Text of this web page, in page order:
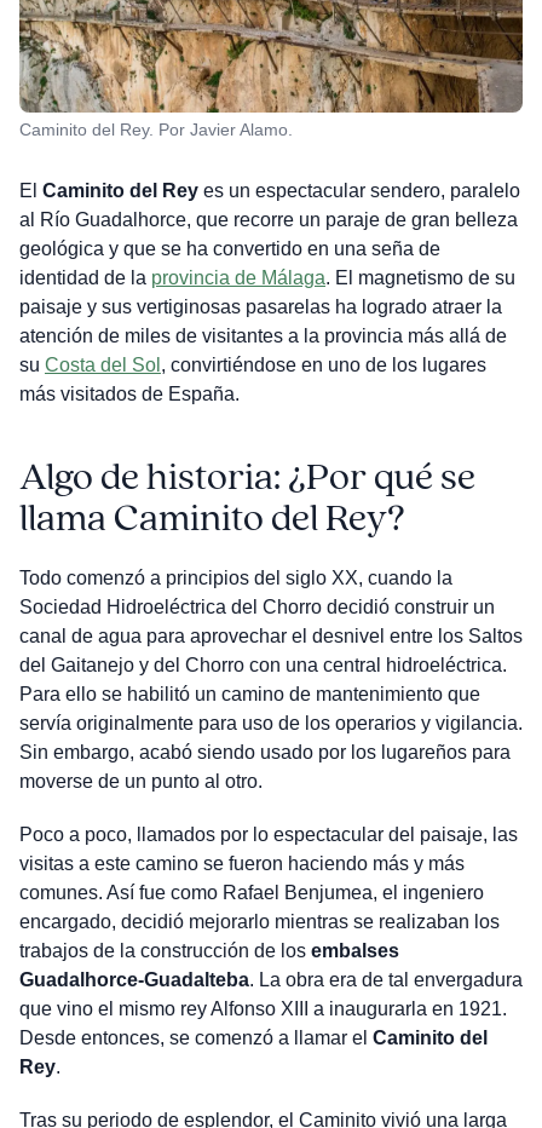
Caminito del Rey. Por Javier Alamo.
El Caminito del Reyes un espectacular sendero, paralelo
al Río Guadalhorce, que recorre un paraje de gran belleza
geológica y que se ha convertido en una seña de
identidad de la provincia de Málaga. El magnetismo de su
paisaje y sus vertiginosas pasarelas ha logrado atraer la
atención de miles de visitantes a la provincia más allá de
su Costa del Sol , convirtiéndose en uno de los lugares
más visitados de España.
Algo de historia: ¿Por qué se
llama Caminito del Rey?
Todo comenzó a principios del siglo XX, cuando la
Sociedad Hidroeléctrica del Chorro decidió construir un
canal de agua para aprovechar el desnivel entre los Saltos
del Gaitanejo y del Chorro con una central hidroeléctrica.
Para ello se habilitó un camino de mantenimiento que
servía originalmente para uso de los operarios y vigilancia.
Sin embargo, acabó siendo usado por los lugareños para
moverse de un punto al otro.
Poco a poco, llamados por lo espectacular del paisaje, las
visitas a este camino se fueron haciendo más y más
comunes. Así fue como Rafael Benjumea, el ingeniero
encargado, decidió mejorarlo mientras se realizaban los
trabajos de la construcción de los embalses
Guadalhorce-Guadalteba. La obra era de tal envergadura
que vino el mismo rey Alfonso XIII a inaugurarla en 1921.
Desde entonces, se comenzó a llamar el Caminito del
Rey.
Tras su periodo de esplendor, el Caminito vivió una larga